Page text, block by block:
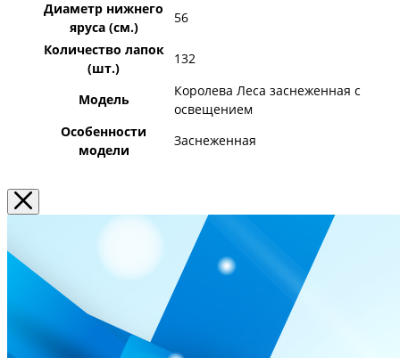
Диаметр нижнего
яруса (см.)
56
Количество лапок
(шт.)
132
Модель
Королева Леса заснеженная с
освещением
Особенности
модели
Заснеженная